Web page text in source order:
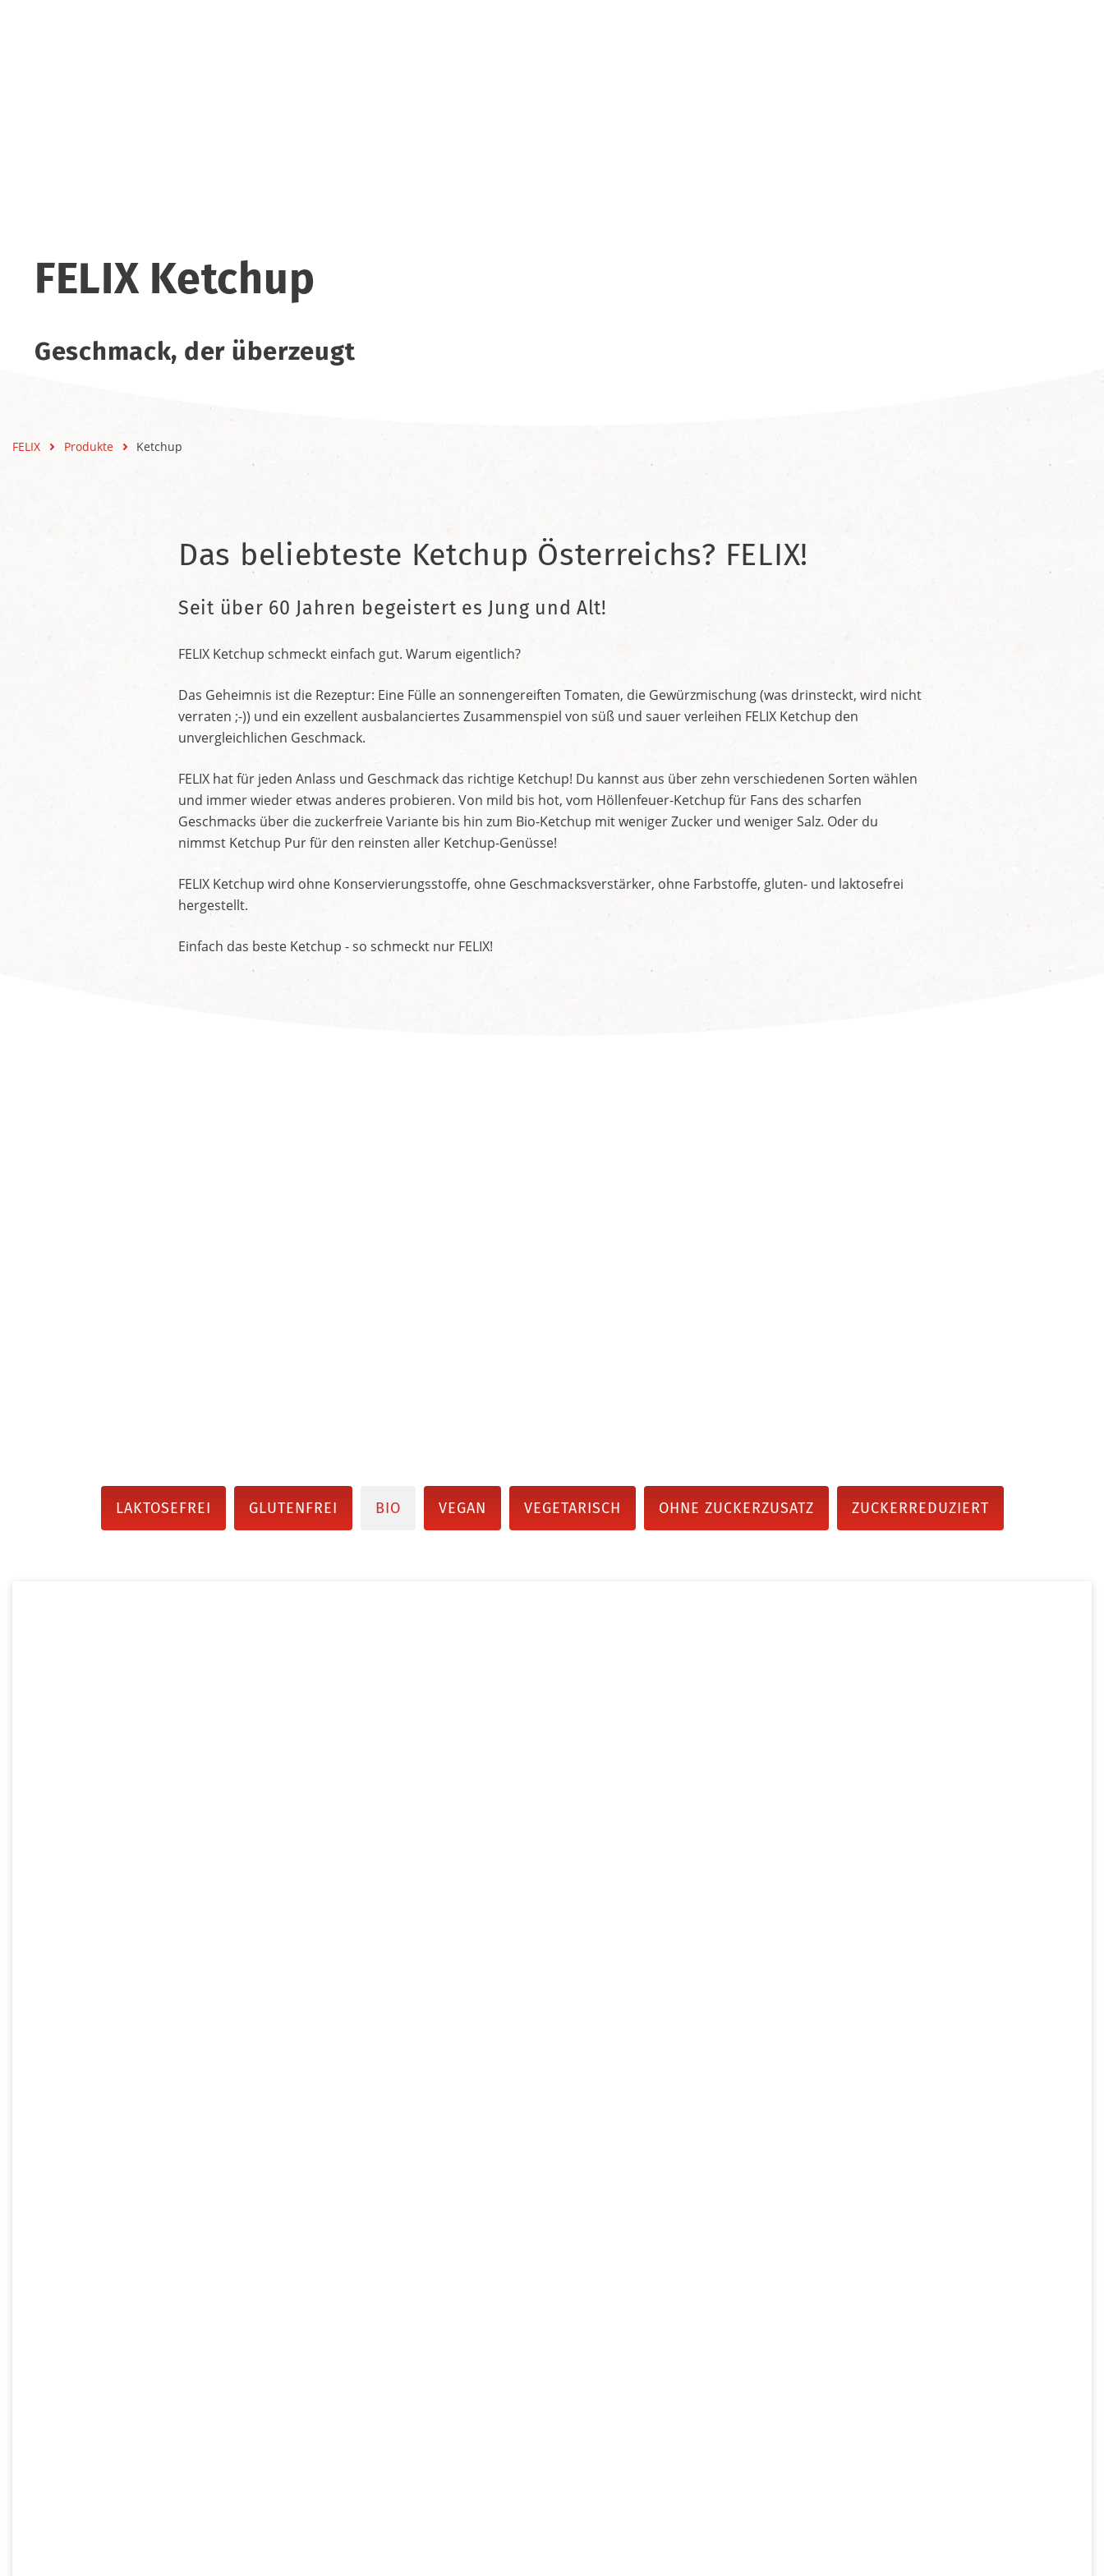
FELIX Ketchup
Geschmack, der überzeugt
FELIX Produkte Ketchup
Das beliebteste Ketchup Österreichs? FELIX!
Seit über 60 Jahren begeistert es Jung und Alt!
FELIX Ketchup schmeckt einfach gut. Warum eigentlich?
Das Geheimnis ist die Rezeptur: Eine Fülle an sonnengereiften Tomaten, die Gewürzmischung (was drinsteckt, wird nicht
verraten ;-)) und ein exzellent ausbalanciertes Zusammenspiel von süß und sauer verleihen FELIX Ketchup den
unvergleichlichen Geschmack.
FELIX hat für jeden Anlass und Geschmack das richtige Ketchup! Du kannst aus über zehn verschiedenen Sorten wählen
und immer wieder etwas anderes probieren. Von mild bis hot, vom Höllenfeuer-Ketchup für Fans des scharfen
Geschmacks über die zuckerfreie Variante bis hin zum Bio-Ketchup mit weniger Zucker und weniger Salz. Oder du
nimmst Ketchup Pur für den reinsten aller Ketchup-Genüsse!
FELIX Ketchup wird ohne Konservierungsstoffe, ohne Geschmacksverstärker, ohne Farbstoffe, gluten- und laktosefrei
hergestellt.
Einfach das beste Ketchup - so schmeckt nur FELIX!
LAKTOSEFREI GLUTENFREI BIO VEGAN VEGETARISCH OHNE ZUCKERZUSATZ ZUCKERREDUZIERT